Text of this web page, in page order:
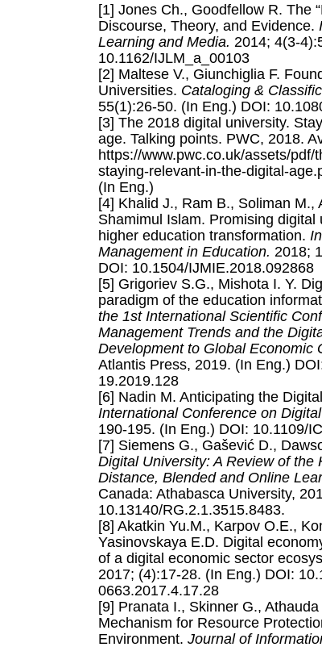
[1] Jones Ch., Goodfellow R. The
Discourse, Theory, and Evidence.
Learning and Media. 2014; 4(3-
10.1162/IJLM_a_00103
[2] Maltese V., Giunchiglia F.
Universities. Cataloging &
55(1):26-50. (In Eng.) DOI:
[3] The 2018 digital university.
age. Talking points. PWC, 2018.
https://www.pwc.co.uk/assets/
staying-relevant-in-the-digital-
(In Eng.)
[4] Khalid J., Ram B., Soliman M.,
Shamimul Islam. Promising
higher education transformation.
Management in Education. 2018;
DOI: 10.1504/IJMIE.2018.092868
[5] Grigoriev S.G., Mishota I. Y.
paradigm of the education
the 1st International Scientific
Management Trends and the
Development to Global Economic
Atlantis Press, 2019. (In Eng.)
19.2019.128
[6] Nadin M. Anticipating the
International Conference on
190-195. (In Eng.) DOI: 10.1109/
[7] Siemens G., Gašević D.,
Digital University: A Review of the
Distance, Blended and Online
Canada: Athabasca University,
10.13140/RG.2.1.3515.8483.
[8] Akatkin Yu.M., Karpov O.E.,
Yasinovskaya E.D. Digital
of a digital economic sector
2017; (4):17-28. (In Eng.) DOI:
0663.2017.4.17.28
[9] Pranata I., Skinner G.,
Mechanism for Resource
Environment. Journal of